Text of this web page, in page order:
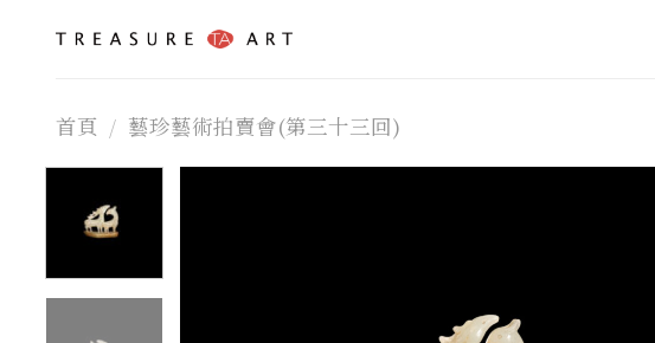
首頁 / 藝珍藝術拍賣會(第三十三回)